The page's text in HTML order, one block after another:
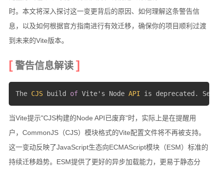
时。本文将深入探讨这一变更背后的原因、如何理解这条警告信
息，以及如何根据官方指南进行有效迁移，确保你的项目顺利过渡
到未来的Vite版本。
警告信息解读
The CJS build of Vite's Node API is deprecated .
当Vite提示"CJS构建的Node API已废弃"时，实际上是在提醒用
户，CommonJS（CJS）模块格式的Vite配置文件将不再被支持。
这一变动反映了JavaScript生态向ECMAScript模块（ESM）标准的
持续迁移趋势。ESM提供了更好的异步加载能力，更易于静态分
前端开发
闲の碎语
软件使用
更多
邻居
留言
关于
捐赠